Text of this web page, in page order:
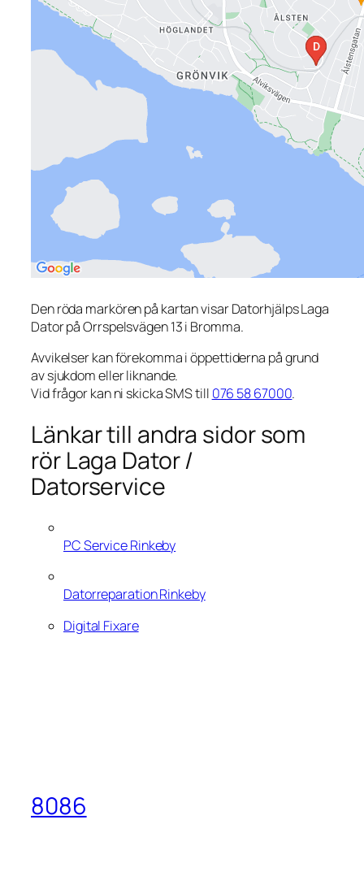
Den röda markören på kartan visar Datorhjälps Laga
Dator på Orrspelsvägen 13 i Bromma.
Avvikelser kan förekomma i öppettiderna på grund
av sjukdom eller liknande.
Vid frågor kan ni skicka SMS till 076 58 67000.
Länkar till andra sidor som
rör Laga Dator /
Datorservice
PC Service Rinkeby
Datorreparation Rinkeby
Digital Fixare
8086